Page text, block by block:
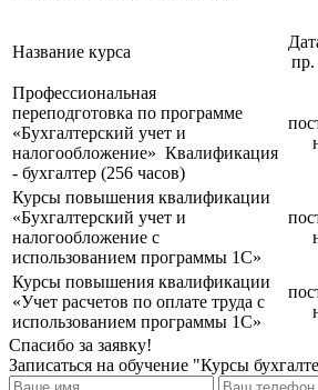
Название курса
Профессиональная
переподготовка по программе
«Бухгалтерский учет и
налогообложение» Квалификация
- бухгалтер (256 часов)
Курсы повышения квалификации
«Бухгалтерский учет и
налогообложение с
использованием программы 1С»
Курсы повышения квалификации
«Учет расчетов по оплате труда с
использованием программы 1С»
Спасибо за заявку!
Записаться на обучение "Курсы